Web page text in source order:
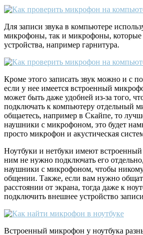
Для записи звука в компьютере
микрофоны, так и микрофоны, которые
устройства, например гарнитура.
Кроме этого записать звук можно и с
если у нее имеется встроенный
может быть даже удобней из-за того,
подключать к компьютеру отдельный
общаетесь, например в Скайпе, то
наушники с микрофоном, это будет
просто микрофон и акустическая
Ноутбуки и нетбуки имеют
ним не нужно подключать его
наушники с микрофоном, чтобы
общении. Также, если вам нужно
расстоянии от экрана, тогда даже к
подключить внешнее устройство
Встроенный микрофон у ноутбука